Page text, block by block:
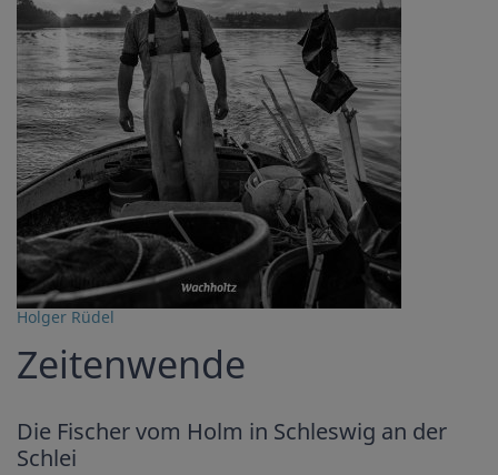
Holger Rüdel
Zeitenwende
Die Fischer vom Holm in Schleswig an der
Schlei